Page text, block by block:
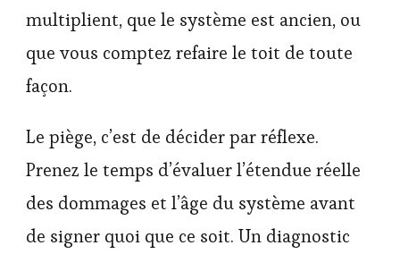
multiplient, que le système est ancien, ou
que vous comptez refaire le toit de toute
façon.
Le piège, c’est de décider par réflexe.
Prenez le temps d’évaluer l’étendue réelle
des dommages et l’âge du système avant
de signer quoi que ce soit. Un diagnostic